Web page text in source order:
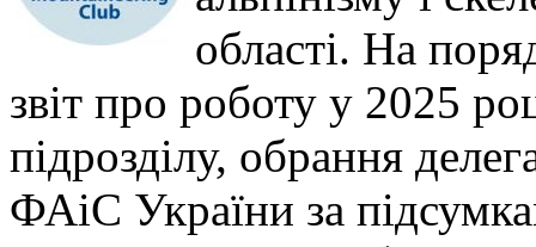
області. На
звіт про роботу у 2025
підрозділу, обрання
ФАіС України за